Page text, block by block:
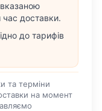
доставки.
до тарифів
та терміни
на момент